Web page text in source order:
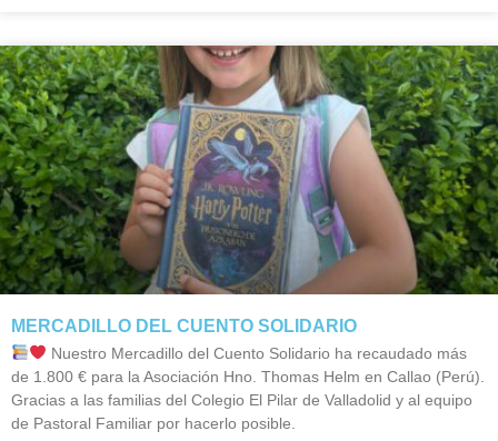
MERCADILLO DEL CUENTO SOLIDARIO
Nuestro Mercadillo del Cuento Solidario ha recaudado más
de 1.800 € para la Asociación Hno. Thomas Helm en Callao (Perú).
Gracias a las familias del Colegio El Pilar de Valladolid y al equipo
de Pastoral Familiar por hacerlo posible.